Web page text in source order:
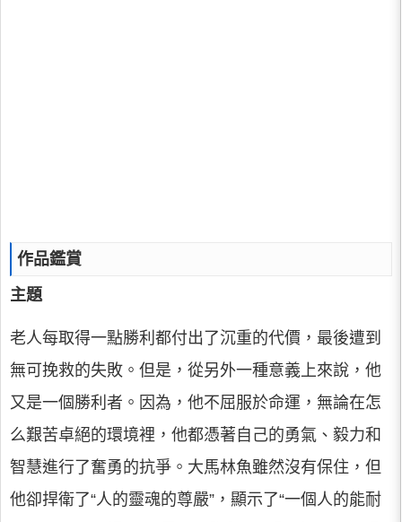
作品鑑賞
主題
老人每取得一點勝利都付出了沉重的代價，最後遭到
無可挽救的失敗。但是，從另外一種意義上來說，他
又是一個勝利者。因為，他不屈服於命運，無論在怎
么艱苦卓絕的環境裡，他都憑著自己的勇氣、毅力和
智慧進行了奮勇的抗爭。大馬林魚雖然沒有保住，但
他卻捍衛了“人的靈魂的尊嚴”，顯示了“一個人的能耐